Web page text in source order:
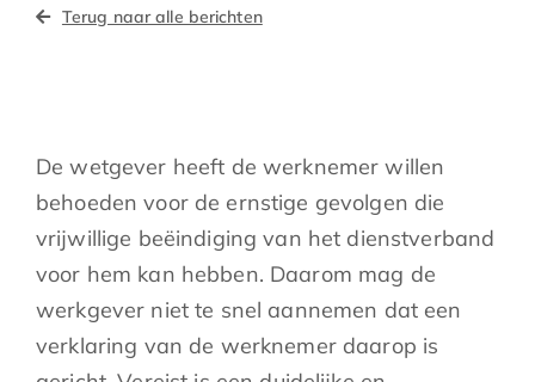
Terug naar alle berichten
De wetgever heeft de werknemer willen
behoeden voor de ernstige gevolgen die
vrijwillige beëindiging van het dienstverband
voor hem kan hebben. Daarom mag de
werkgever niet te snel aannemen dat een
verklaring van de werknemer daarop is